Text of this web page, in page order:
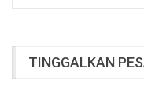
TINGGALKAN